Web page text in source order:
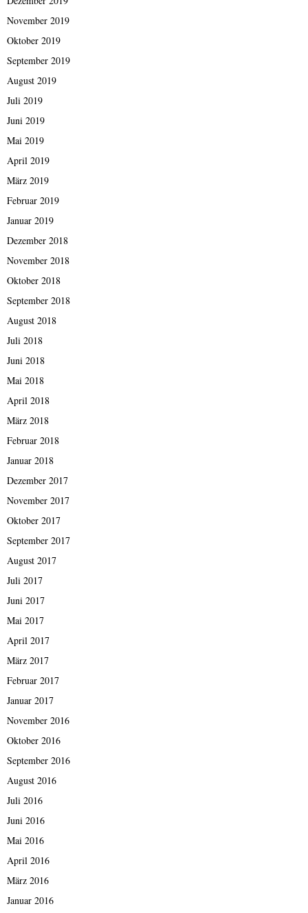
November 2019
Oktober 2019
September 2019
August 2019
Juli 2019
Juni 2019
Mai 2019
April 2019
März 2019
Februar 2019
Januar 2019
Dezember 2018
November 2018
Oktober 2018
September 2018
August 2018
Juli 2018
Juni 2018
Mai 2018
April 2018
März 2018
Februar 2018
Januar 2018
Dezember 2017
November 2017
Oktober 2017
September 2017
August 2017
Juli 2017
Juni 2017
Mai 2017
April 2017
März 2017
Februar 2017
Januar 2017
November 2016
Oktober 2016
September 2016
August 2016
Juli 2016
Juni 2016
Mai 2016
April 2016
März 2016
Januar 2016